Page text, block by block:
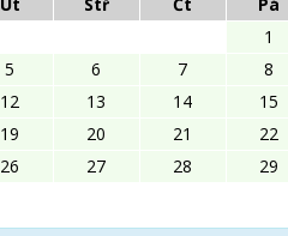
1
5 6 7 8
12 13 14 15
19 20 21 22
26 27 28 29